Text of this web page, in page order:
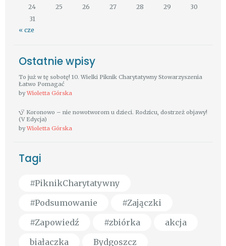
24
25 26 27 28 29
30
31
« cze
Ostatnie wpisy
To już w tę sobotę! 10. Wielki Piknik Charytatywny Stowarzyszenia
Łatwo Pomagać
byWioletta Górska
Koronowo – nie nowotworom u dzieci. Rodzicu, dostrzeż objawy!
(V Edycja)
byWioletta Górska
Tagi
#PiknikCharytatywny
#Podsumowanie
#Zajączki
#Zapowiedź
#zbiórka
akcja
białaczka
Bydgoszcz